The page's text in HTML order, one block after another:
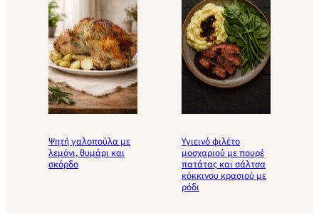
Ψητή γαλοπούλα με
λεμόνι, θυμάρι και
σκόρδο
Υγιεινό φιλέτο
μοσχαριού με πουρέ
πατάτας και σάλτσα
κόκκινου κρασιού με
ρόδι